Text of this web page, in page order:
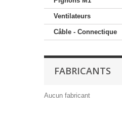
Ventilateurs
Câble - Connectique
FABRICANTS
Aucun fabricant